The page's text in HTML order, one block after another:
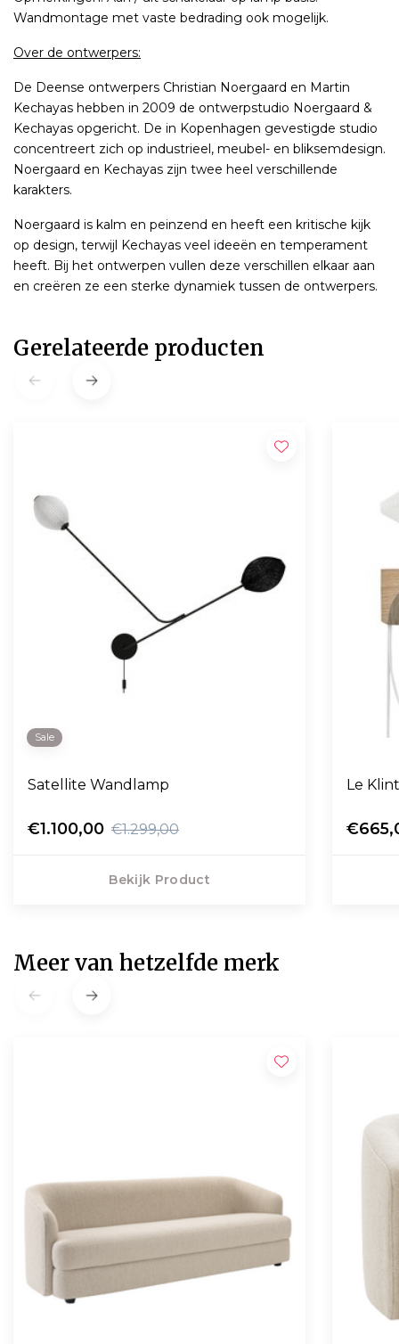
Wandmontage met vaste bedrading ook mogelijk.
Over de ontwerpers:
De Deense ontwerpers Christian Noergaard en Martin
Kechayas hebben in 2009 de ontwerpstudio Noergaard &
Kechayas opgericht. De in Kopenhagen gevestigde studio
concentreert zich op industrieel, meubel- en bliksemdesign.
Noergaard en Kechayas zijn twee heel verschillende
karakters.
Noergaard is kalm en peinzend en heeft een kritische kijk
op design, terwijl Kechayas veel ideeën en temperament
heeft. Bij het ontwerpen vullen deze verschillen elkaar aan
en creëren ze een sterke dynamiek tussen de ontwerpers.
Gerelateerde producten
Sale
Satellite Wandlamp
€1.100,00 €1.299,00
Bekijk Product
Le
Meer van hetzelfde merk